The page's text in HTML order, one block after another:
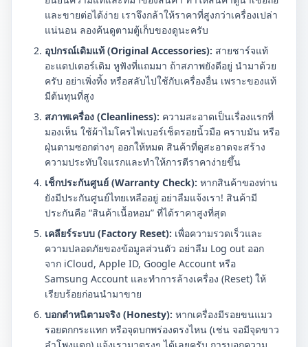
และขายต่อได้ง่าย เราจึงกล้าให้ราคาที่สูงกว่าเครื่องเปล่า
แน่นอน ลองค้นดูตามตู้เก็บของดูนะครับ
อุปกรณ์เดิมแท้ (Original Accessories): สายชาร์จแท้
อะแดปเตอร์เดิม หูฟังที่แถมมา ถ้าสภาพยังดีอยู่ นำมาด้วย
ครับ อย่าเพิ่งทิ้ง หรือสลับไปใช้กับเครื่องอื่น เพราะของแท้
มีต้นทุนที่สูง
สภาพเครื่อง (Cleanliness): ความสะอาดเป็นเรื่องแรกที่
มองเห็น ใช้ผ้าไมโครไฟเบอร์เช็ดรอยนิ้วมือ คราบมัน หรือ
ฝุ่นตามซอกต่างๆ ออกให้หมด สินค้าที่ดูสะอาดจะสร้าง
ความประทับใจแรกและทำให้การตีราคาง่ายขึ้น
เช็กประกันศูนย์ (Warranty Check): หากสินค้าของท่าน
ยังมีประกันศูนย์ไทยเหลืออยู่ อย่าลืมแจ้งเรา! สินค้ามี
ประกันคือ “สินค้าเนื้อหอม” ที่ได้ราคาสูงที่สุด
เคลียร์ระบบ (Factory Reset): เพื่อความรวดเร็วและ
ความปลอดภัยของข้อมูลส่วนตัว อย่าลืม Log out ออก
จาก iCloud, Apple ID, Google Account หรือ
Samsung Account และทำการล้างเครื่อง (Reset) ให้
เรียบร้อยก่อนนำมาขาย
บอกตำหนิตามจริง (Honesty): หากเครื่องมีรอยขนแมว
รอยตกกระแทก หรือจุดบกพร่องตรงไหน (เช่น จอมีจุดขาว